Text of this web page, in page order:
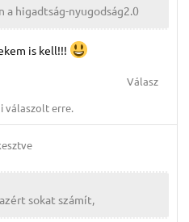
a higadtság-nyugodság2.0
is kell!!!
Válasz
válaszolt erre.
sokat számít,